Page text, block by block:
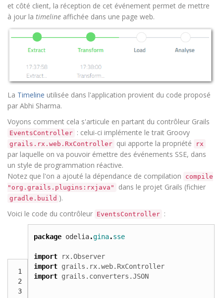
et côté client, la réception de cet événement permet de mettre
à jour la timeline affichée dans une page web.
La Timeline utilisée dans l'application provient du code proposé
par Abhi Sharma.
Voyons comment cela s'articule en partant du contrôleur Grails
EventsController : celui-ci implémente le trait Groovy
grails.rx.web.RxController qui apporte la propriété rx
par laquelle on va pouvoir émettre des événements SSE, dans
un style de programmation réactive.
Notez que l'on a ajouté la dépendance de compilation
compile
"org.grails.plugins:rxjava"
dans le projet Grails (fichier
gradle.build ).
Voici le code du contrôleur EventsController :
1
2
3
package odelia.gina.sse
import
rx.Observer
import grails.rx.web.RxController
import grails.converters.JSON